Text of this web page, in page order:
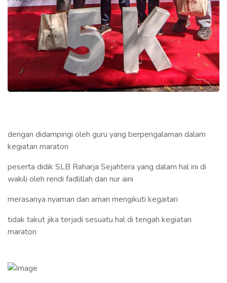
dengan didampingi oleh guru yang berpengalaman dalam
kegiatan maraton
peserta didik SLB Raharja Sejahtera yang dalam hal ini di
wakili oleh rendi fadlillah dan nur aini
merasanya nyaman dan aman mengikuti kegaitan
tidak takut jika terjadi sesuatu hal di tengah kegiatan
maraton